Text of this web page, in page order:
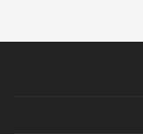
Образовательные